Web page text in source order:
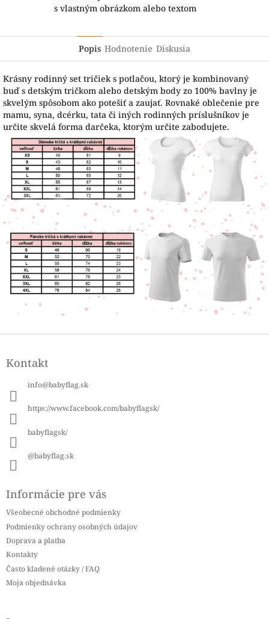
s vlastným obrázkom alebo textom
Popis Hodnotenie Diskusia
Krásny rodinný set tričiek s potlačou, ktorý je kombinovaný
buď s detským tričkom alebo detským body zo 100% bavlny je
skvelým spôsobom ako potešiť a zaujať. Rovnaké oblečenie pre
mamu, syna, dcérku, tata či iných rodinných príslušníkov je
určite skvelá forma darčeka, ktorým určite zabodujete.
Z
pKontakt
info@babyflag.sk
https://www.facebook.com/babyflagsk/
babyflagsk/
@babyflag.sk
Informácie pre vás
Všeobecné obchodné podmienky
Podmienky ochrany osobných údajov
Doprava a platba
Kontakty
Často kladené otázky / FAQ
Moja objednávka